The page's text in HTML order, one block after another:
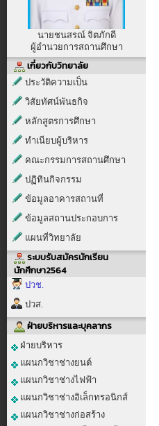
นายชนสรณ์ จิตภักดี
ผู้อำนวยการสถานศึกษา
เกี่ยวกับวิทยาลัย
ประวัติความเป็น
วิสัยทัศน์พันธกิจ
หลักสูตรการศึกษา
ทำเนียบผู้บริหาร
คณะกรรมการสถานศึกษา
ปฏิทินกิจกรรม
ข้อมูลอาคารสถานที่
ข้อมูลสถานประกอบการ
แผนที่วิทยาลัย
ระบบรับสมัครนักเรียน
นักศึกษา2564
ปวช.
ปวส.
ฝ่ายบริหารและบุคลากร
ฝ่ายบริหาร
แผนกวิชาช่างยนต์
แผนกวิชาช่างไฟฟ้า
แผนกวิชาช่างอิเล็กทรอนิกส์
แผนกวิชาช่างก่อสร้าง